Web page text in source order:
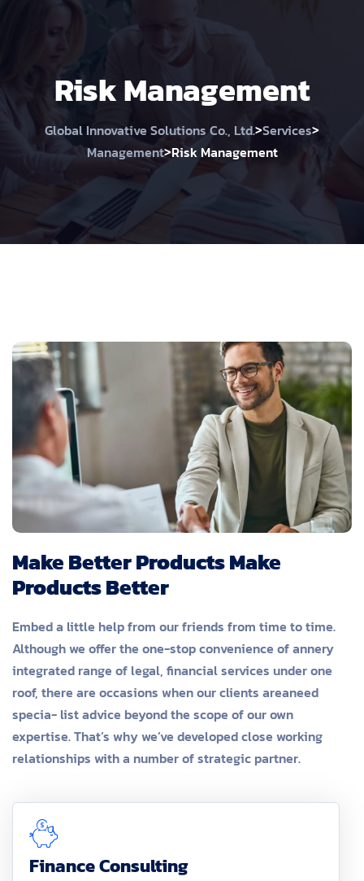
Risk Management
Global Innovative Solutions Co., Ltd.>Services>
Management>Risk Management
Make Better Products Make
Products Better
Embed a little help from our friends from time to time.
Although we offer the one-stop convenience of annery
integrated range of legal, financial services under one
roof, there are occasions when our clients areaneed
specia- list advice beyond the scope of our own
expertise. That’s why we’ve developed close working
relationships with a number of strategic partner.
Finance Consulting